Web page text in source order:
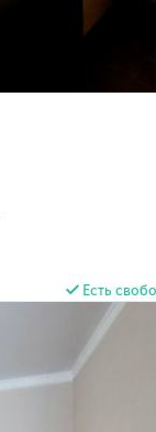
Есть